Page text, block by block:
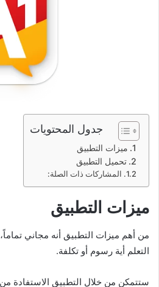
جدول المحتويات
ميزات التطبيق
تحميل التطبيق
المشاركات ذات الصلة:
ميزات التطبيق
من أهم ميزات التطبيق أنه مجاني
التعلم أية رسوم أو تكلفة.
ستتمكن من خلال التطبيق الاستفادة من